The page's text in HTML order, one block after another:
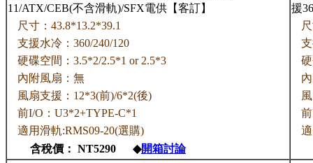
11/ATX/CEB(不含滑軌)/SFX電供【客訂】
尺寸：43.8*13.2*39.1
支援水冷：360/240/120
硬碟空間：3.5*2/2.5*1 or 2.5*3
內附風扇：無
風扇支援：12*3(前)/6*2(後)
前I/O：U3*2+TYPE-C*1
適用滑軌:RMS09-20(選購)
含稅價： NT5290 ◆開箱討論
援